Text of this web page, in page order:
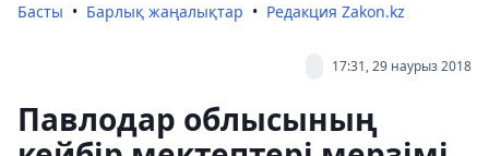
Басты Барлық жаңалықтар Редакция Zakon.kz
17:31, 29 наурыз 2018
Павлодар облысының